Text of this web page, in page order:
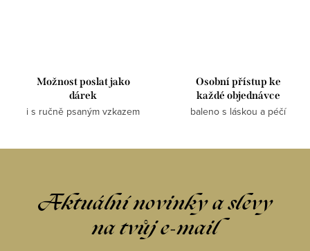
Možnost poslat jako
dárek
i s ručně psaným vzkazem
Osobní přístup ke
každé objednávce
baleno s láskou a péčí
Aktuální novinky a slevy
na tvůj e-mail